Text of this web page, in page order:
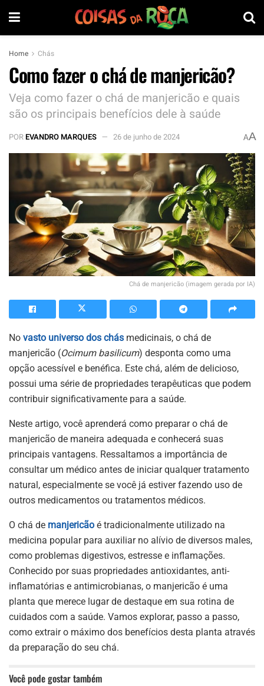
Home Chás
Como fazer o chá de manjericão?
Veja como fazer o chá de manjericão e quais
são os principais benefícios dele à saúde
POREVANDRO MARQUES 26 de junho de 2024 AA
Chá de manjericão (imagem gerada por IA)
No vasto universo dos chás medicinais, o chá de
manjericão (Ocimum basilicum) desponta como uma
opção acessível e benéfica. Este chá, além de delicioso,
possui uma série de propriedades terapêuticas que podem
contribuir significativamente para a saúde.
Neste artigo, você aprenderá como preparar o chá de
manjericão de maneira adequada e conhecerá suas
principais vantagens. Ressaltamos a importância de
consultar um médico antes de iniciar qualquer tratamento
natural, especialmente se você já estiver fazendo uso de
outros medicamentos ou tratamentos médicos.
O chá de manjericão é tradicionalmente utilizado na
medicina popular para auxiliar no alívio de diversos males,
como problemas digestivos, estresse e inflamações.
Conhecido por suas propriedades antioxidantes, anti-
inflamatórias e antimicrobianas, o manjericão é uma
planta que merece lugar de destaque em sua rotina de
cuidados com a saúde. Vamos explorar, passo a passo,
como extrair o máximo dos benefícios desta planta através
da preparação do seu chá.
Você pode gostar também